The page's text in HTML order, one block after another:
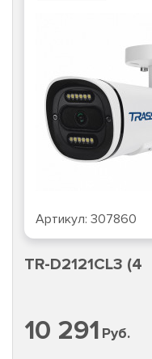
Артикул: 307860
TR-D2121CL3 (4
10 291 Руб.